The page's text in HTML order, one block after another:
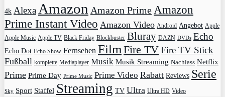
4k Alexa Amazon Amazon PrimeAmazon
Prime Instant Video Amazon Video Android Angebot Apple
Apple Music Apple TV Black Friday Blockbuster Bluray DAZN DVDs Echo
Echo Dot Echo Show Fernsehen Film Fire TVFire TV Stick
Fußball komplette Mediaplayer Musik Musik Streaming Nachlass Netflix
Prime Prime Day Prime Music Prime Video Rabatt Reviews Serie
Sky Sport Staffel Streaming TV Ultra Ultra HD Video